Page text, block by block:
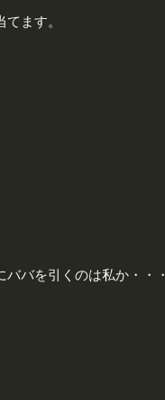
てます。
バを引くのは私か・・・